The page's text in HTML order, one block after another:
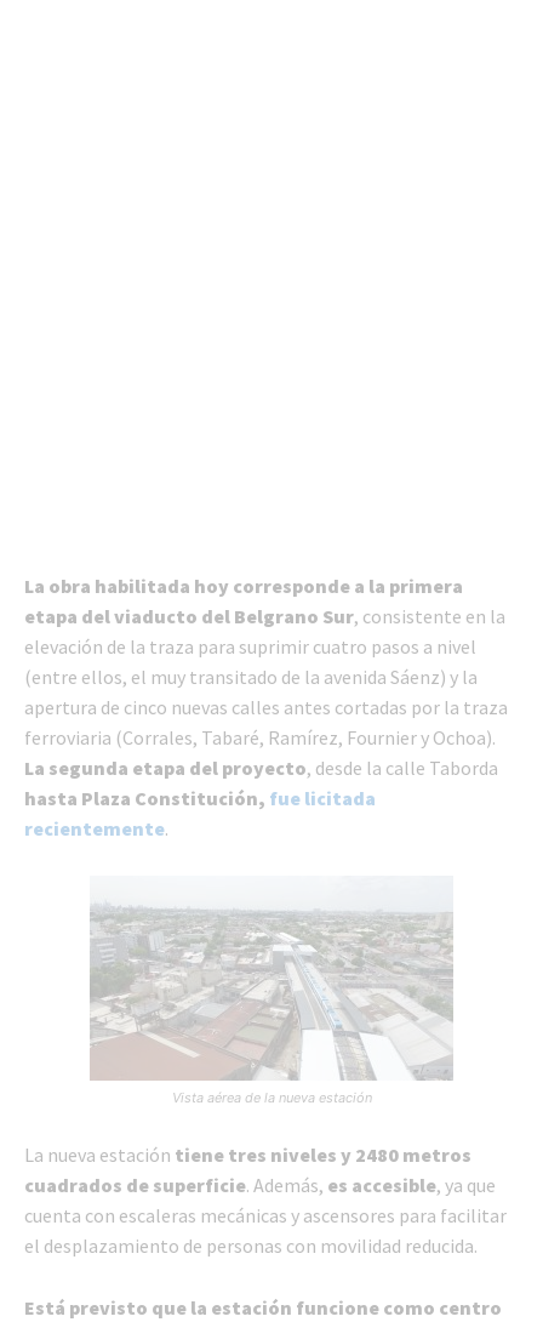
La obra habilitada hoy corresponde a la primera
etapa del viaducto del Belgrano Sur, consistente en la
elevación de la traza para suprimir cuatro pasos a nivel
(entre ellos, el muy transitado de la avenida Sáenz) y la
apertura de cinco nuevas calles antes cortadas por la traza
ferroviaria (Corrales, Tabaré, Ramírez, Fournier y Ochoa).
La segunda etapa del proyecto, desde la calle Taborda
hasta Plaza Constitución, fue licitada
recientemente.
Vista aérea de la nueva estación
La nueva estación tiene tres niveles y 2480 metros
cuadrados de superficie. Además, es accesible, ya que
cuenta con escaleras mecánicas y ascensores para facilitar
el desplazamiento de personas con movilidad reducida.
Está previsto que la estación funcione como centro